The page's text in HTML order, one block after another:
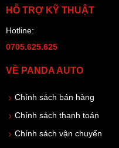
HỖ TRỢ KỸ THUẬT
Hotline:
0705.625.625
VỀ PANDA AUTO
Chính sách bán hàng
Chính sách thanh toán
Chính sách vận chuyển